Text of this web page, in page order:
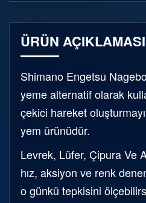
ÜRÜN AÇIKLAMASI
Shimano Engetsu
yeme alternatif olarak
çekici hareket
yem ürünüdür.
Levrek, Lüfer, Çipura Ve
hız, aksiyon ve renk
o günkü tepkisini